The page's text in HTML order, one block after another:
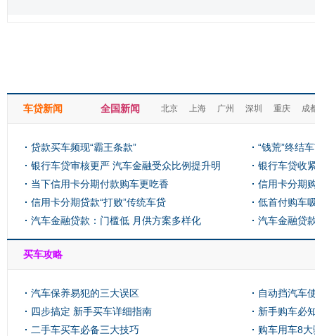
车贷新闻 全国新闻 北京 上海 广州 深圳 重庆 成
贷款买车频现“霸王条款”
银行车贷审核更严 汽车金融受众比例提升明
显当下信用卡分期付款购车更吃香
信用卡分期贷款“打败”传统车贷
汽车金融贷款：门槛低 月供方案多样化
“钱荒”终结
银行车贷收
信用卡分期
低首付购车
汽车金融贷
买车攻略
汽车保养易犯的三大误区
四步搞定 新手买车详细指南
二手车买车必备三大技巧
自动挡汽车
新手购车必
购车用车8